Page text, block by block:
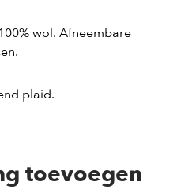
wol. Afneembare
plaid.
toevoegen